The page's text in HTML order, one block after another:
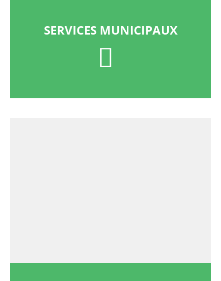
SERVICES MUNICIPAUX